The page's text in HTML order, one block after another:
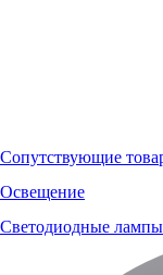
Сопутствующие
Освещение
Светодиодные лампы